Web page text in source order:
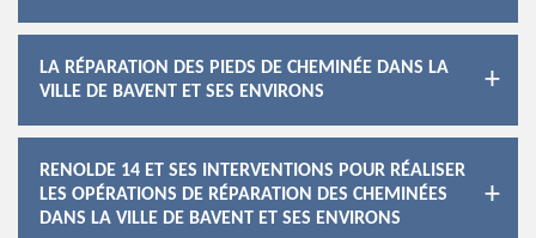
LA RÉPARATION DES PIEDS DE CHEMINÉE DANS LA
VILLE DE BAVENT ET SES ENVIRONS
RENOLDE 14 ET SES INTERVENTIONS POUR RÉALISER
LES OPÉRATIONS DE RÉPARATION DES CHEMINÉES
DANS LA VILLE DE BAVENT ET SES ENVIRONS